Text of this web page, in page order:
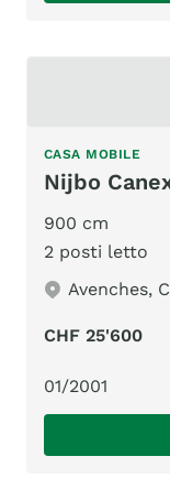
CASA MOBILE
Nijbo
900 cm
2 posti letto
Avenches,
CHF 25'600
01/2001